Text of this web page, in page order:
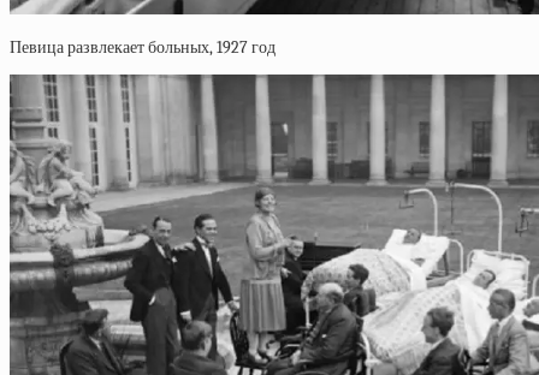
Певица развлекает больных, 1927 год